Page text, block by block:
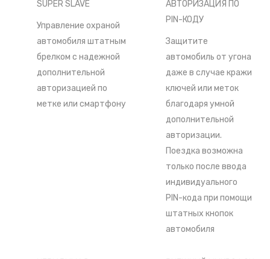
SUPER SLAVE
Управление охраной
автомобиля штатным
брелком с надежной
дополнительной
авторизацией по
метке или смартфону
АВТОРИЗАЦИЯ ПО
PIN-КОДУ
Защитите
автомобиль от угона
даже в случае кражи
ключей или меток
благодаря умной
дополнительной
авторизации.
Поездка возможна
только после ввода
индивидуального
PIN-кода при помощи
штатных кнопок
автомобиля